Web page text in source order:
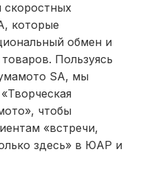
скоростных
которые
обмен и
Пользуясь
SA, мы
чтобы
«встречи,
здесь» в ЮАР и